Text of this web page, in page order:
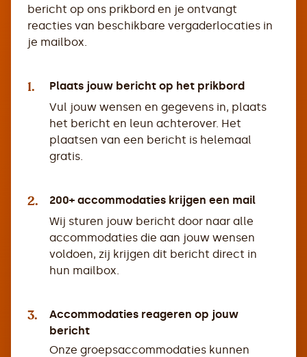
bericht op ons prikbord en je ontvangt
reacties van beschikbare vergaderlocaties in
je mailbox.
1.
Plaats jouw bericht op het prikbord
Vul jouw wensen en gegevens in, plaats
het bericht en leun achterover. Het
plaatsen van een bericht is helemaal
gratis.
2.
200+ accommodaties krijgen een mail
Wij sturen jouw bericht door naar alle
accommodaties die aan jouw wensen
voldoen, zij krijgen dit bericht direct in
hun mailbox.
3.
Accommodaties reageren op jouw
bericht
Onze groepsaccommodaties kunnen